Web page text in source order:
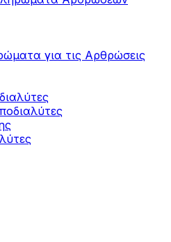
για τις Αρθρώσεις